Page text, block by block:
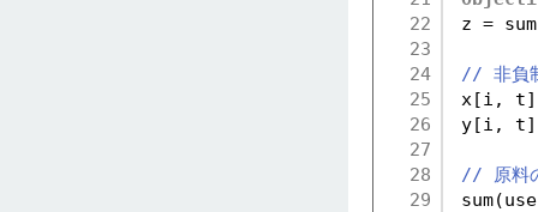
22
23
24
25
26
27
28
29
z =
// 非負
x[i, t]
y[i, t]
// 原料